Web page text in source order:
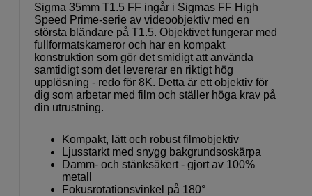
Sigma 35mm T1.5 FF ingår i Sigmas FF High
Speed Prime-serie av videoobjektiv med en
största bländare på T1.5. Objektivet fungerar med
fullformatskameror och har en kompakt
konstruktion som gör det smidigt att använda
samtidigt som det levererar en riktigt hög
upplösning - redo för 8K. Detta är ett objektiv för
dig som arbetar med film och ställer höga krav på
din utrustning.
Kompakt, lätt och robust filmobjektiv
Ljusstarkt med snygg bakgrundsoskärpa
Damm- och stänksäkert - gjort av 100%
metall
Fokusrotationsvinkel på 180°